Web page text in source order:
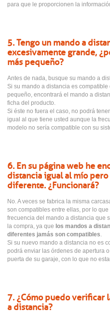
para que le proporcionen la
5. Tengo un mando a
excesivamente grande,
más pequeño?
Antes de nada, busque su mando a
Si su mando a distancia es
pequeño, encontrará el mando a
ficha del producto.
Si éste no fuera el caso, no podrá
igual al que tiene usted aunque la
modelo no sería compatible con su
6. En su página web he
distancia igual al mío
diferente. ¿Funcionará?
No. A veces se fabrica la misma
son compatibles entre ellas, por lo
frecuencia del mando a distancia que
la compra, ya que los mandos a
diferentes jamás son compatibles.
Si su nuevo mando a distancia no es
podrá enviar las órdenes de apertura
puerta de su garaje, con lo que no
7. ¿Cómo puedo verificar
a distancia?